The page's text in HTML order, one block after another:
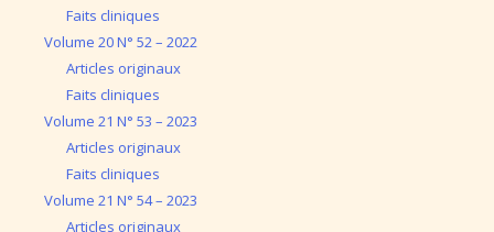
Faits cliniques
Volume 20 N° 52 – 2022
Articles originaux
Faits cliniques
Volume 21 N° 53 – 2023
Articles originaux
Faits cliniques
Volume 21 N° 54 – 2023
Articles originaux